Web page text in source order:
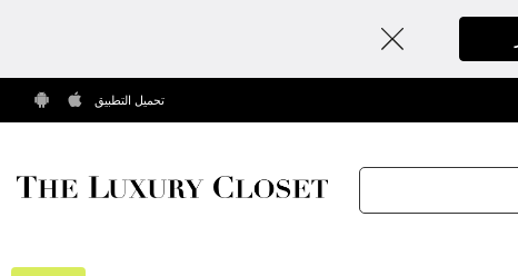
تحميل التطبيق